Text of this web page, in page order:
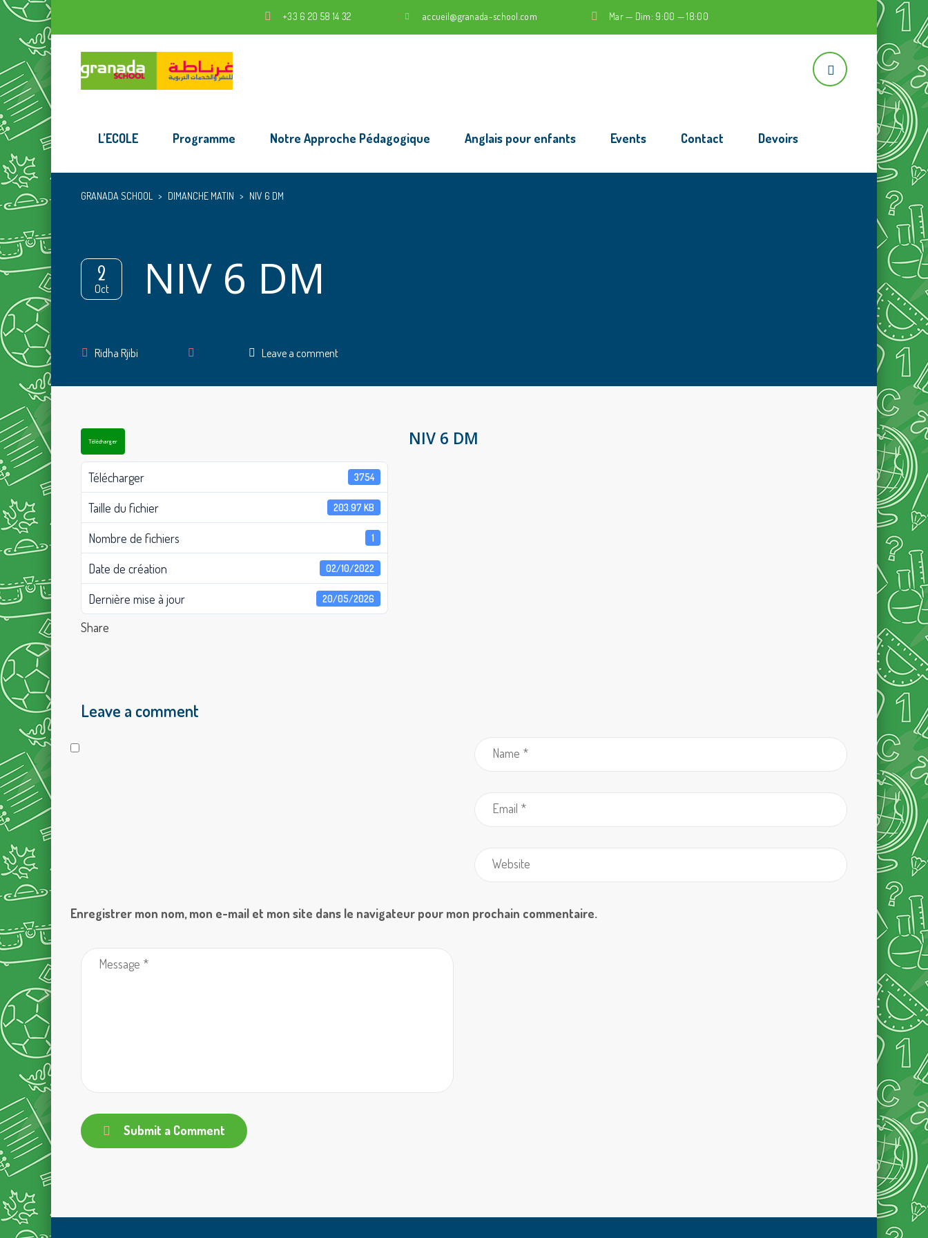
+33 6 20 58 14 32 accueil@granada-school.com Mar — Dim: 9:00 — 18:00
L’ECOLE Programme Notre Approche Pédagogique Anglais pour enfants Events Contact Devoirs
GRANADA SCHOOL > DIMANCHE MATIN > NIV 6 DM
2
Oct NIV 6 DM
Author
Ridha Rjibi Leave a comment
Télécharger
Télécharger 3754
Taille du fichier 203.97 KB
Nombre de fichiers 1
Date de création 02/10/2022
Dernière mise à jour 20/05/2026
NIV 6 DM
Share
Leave a comment
Enregistrer mon nom, mon e-mail et mon site dans le navigateur pour mon prochain commentaire.
Submit a Comment